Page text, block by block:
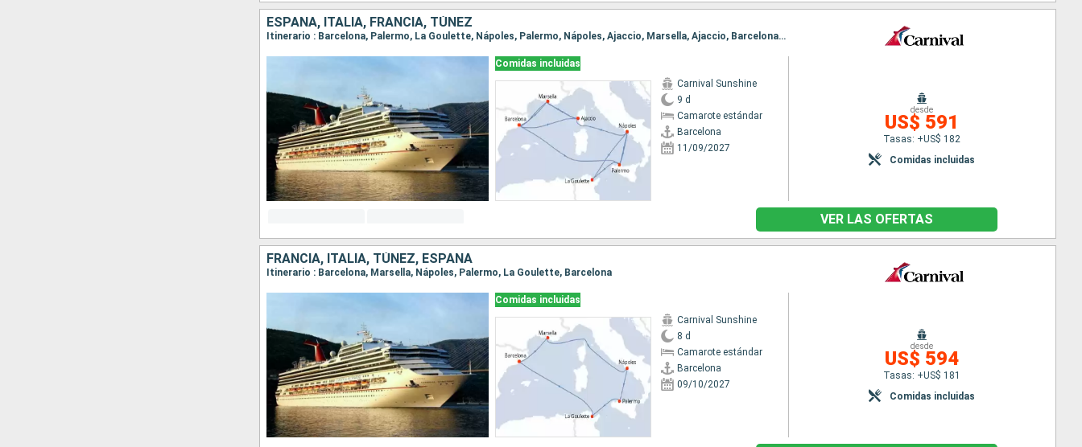
ESPAÑA, ITALIA, FRANCIA, TÚNEZ
Itinerario : Barcelona, Palermo, La Goulette, Nápoles, Palermo, Nápoles, Ajaccio, Marsella, Ajaccio, Barcelona, Marsella, Barcelona
Comidas incluidas
Carnival Sunshine
9 d
Camarote estándar
Barcelona
11/09/2027
desde
US$ 591
Tasas: +US$ 182
Comidas incluidas
VER LAS OFERTAS
FRANCIA, ITALIA, TÚNEZ, ESPAÑA
Itinerario : Barcelona, Marsella, Nápoles, Palermo, La Goulette, Barcelona
Comidas incluidas
Carnival Sunshine
8 d
Camarote estándar
Barcelona
09/10/2027
desde
US$ 594
Tasas: +US$ 181
Comidas incluidas